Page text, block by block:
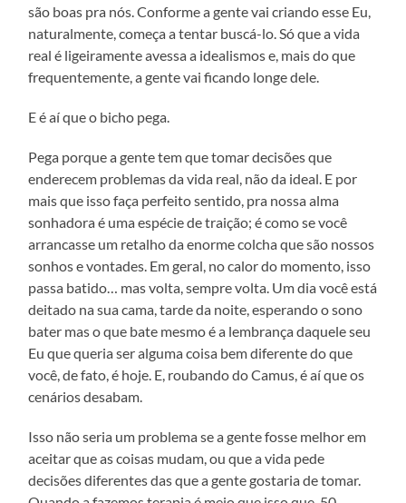
são boas pra nós. Conforme a gente vai criando esse Eu,
naturalmente, começa a tentar buscá-lo. Só que a vida
real é ligeiramente avessa a idealismos e, mais do que
frequentemente, a gente vai ficando longe dele.
E é aí que o bicho pega.
Pega porque a gente tem que tomar decisões que
enderecem problemas da vida real, não da ideal. E por
mais que isso faça perfeito sentido, pra nossa alma
sonhadora é uma espécie de traição; é como se você
arrancasse um retalho da enorme colcha que são nossos
sonhos e vontades. Em geral, no calor do momento, isso
passa batido… mas volta, sempre volta. Um dia você está
deitado na sua cama, tarde da noite, esperando o sono
bater mas o que bate mesmo é a lembrança daquele seu
Eu que queria ser alguma coisa bem diferente do que
você, de fato, é hoje. E, roubando do Camus, é aí que os
cenários desabam.
Isso não seria um problema se a gente fosse melhor em
aceitar que as coisas mudam, ou que a vida pede
decisões diferentes das que a gente gostaria de tomar.